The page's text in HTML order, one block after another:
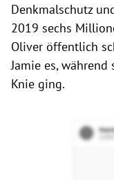
Denkmalschutz
2019 sechs
Oliver öffentlich
Jamie es,
Knie ging.